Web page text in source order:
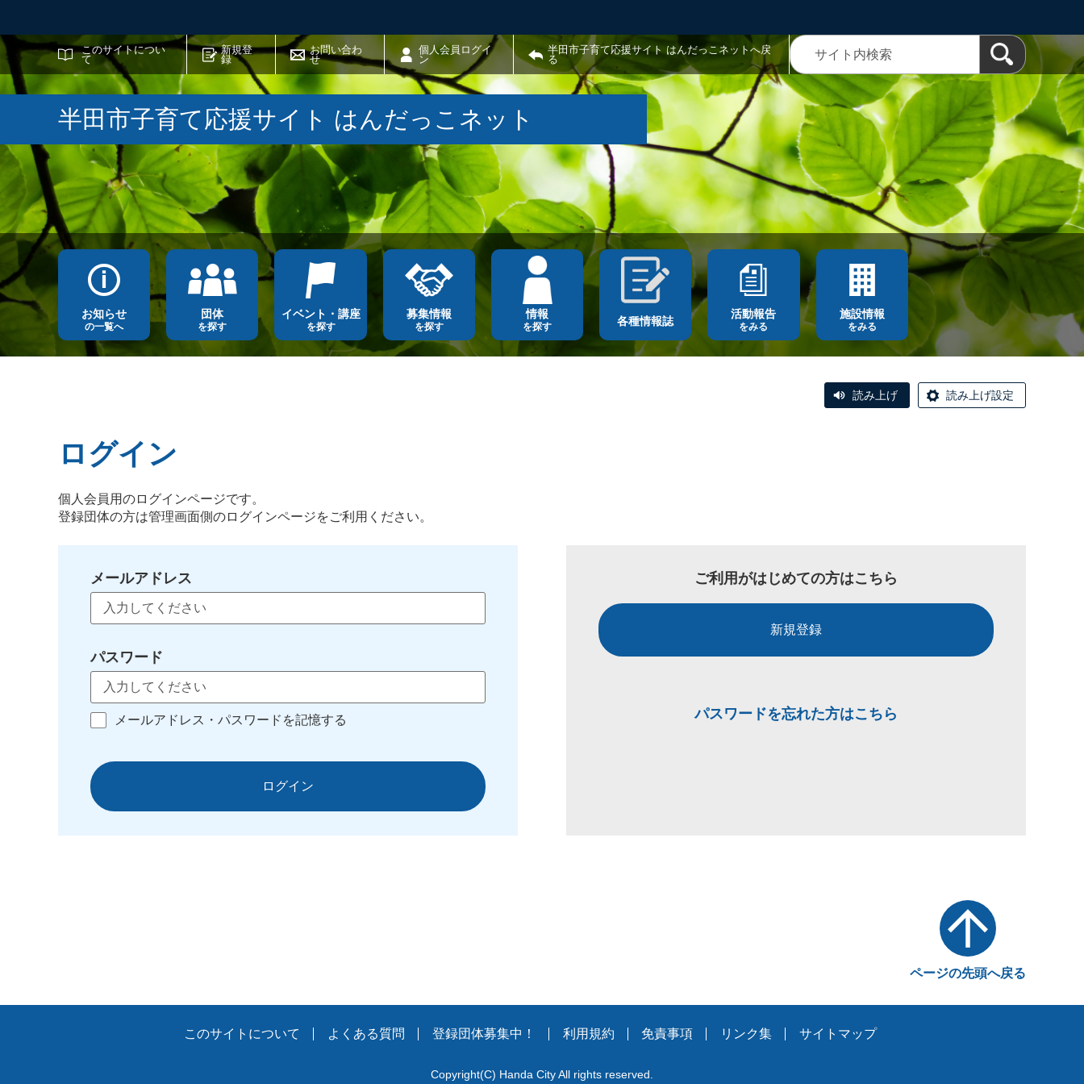
このサイトについ
て
新規登
録
お問い合わ
せ
個人会員ログイ
ン
半田市子育て応援サイト はんだっこネットへ戻
る
サイト内検索
半田市子育て応援サイト はんだっこネット
お知らせ
の一覧へ
団体
を探す
イベント・講座
を探す
募集情報
を探す
情報
を探す 各種情報誌
活動報告
をみる
施設情報
をみる
読み上げ 読み上げ設定
ログイン
個人会員用のログインページです。
登録団体の方は管理画面側のログインページをご利用ください。
メールアドレス
パスワード
メールアドレス・パスワードを記憶する
ログイン
ご利用がはじめての方はこちら
新規登録
パスワードを忘れた方はこちら
ページの先頭へ戻る
このサイトについて よくある質問 登録団体募集中！ 利用規約 免責事項 リンク集 サイトマップ
Copyright(C) Handa City All rights reserved.